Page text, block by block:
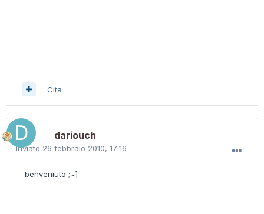
Cita
dariouch
Inviato 26 febbraio 2010, 17:16
benveniuto ;~]